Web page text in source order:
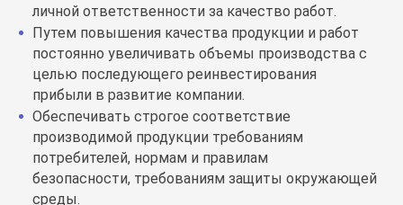
Apple Pencil
Apple TV
Apple Watch
iPhone БУ
личной ответственности за качество работ.
Путем повышения качества продукции и работ
постоянно увеличивать объемы производства с
целью последующего реинвестирования
прибыли в развитие компании.
Обеспечивать строгое соответствие
производимой продукции требованиям
потребителей, нормам и правилам
безопасности, требованиям защиты окружающей
среды.